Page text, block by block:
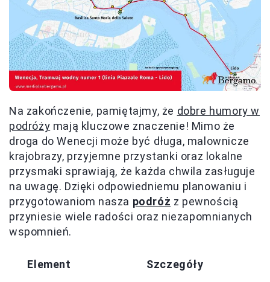
Na zakończenie, pamiętajmy, że dobre humory w
podróży mają kluczowe znaczenie! Mimo że
droga do Wenecji może być długa, malownicze
krajobrazy, przyjemne przystanki oraz lokalne
przysmaki sprawiają, że każda chwila zasługuje
na uwagę. Dzięki odpowiedniemu planowaniu i
przygotowaniom nasza podróż z pewnością
przyniesie wiele radości oraz niezapomnianych
wspomnień.
Element Szczegóły